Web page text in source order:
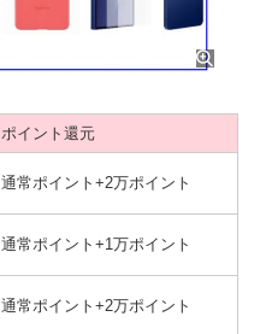
ポイント還元
通常ポイント+2万ポイント
通常ポイント+1万ポイント
通常ポイント+2万ポイント